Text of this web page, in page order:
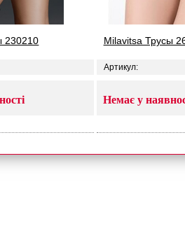
230210 Milavitsa Трусы
Артикул:
Немає у